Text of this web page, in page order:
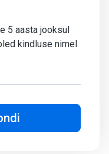
5 aasta jooksul
kindluse nimel